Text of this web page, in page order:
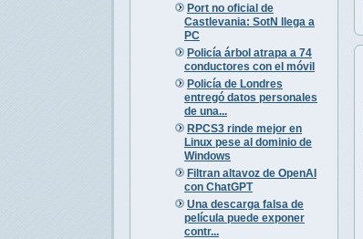
Port no oficial de
Castlevania: SotN llega a
PC
Policía árbol atrapa a 74
conductores con el móvil
Policía de Londres
entregó datos personales
de una...
RPCS3 rinde mejor en
Linux pese al dominio de
Windows
Filtran altavoz de OpenAI
con ChatGPT
Una descarga falsa de
película puede exponer
contr...